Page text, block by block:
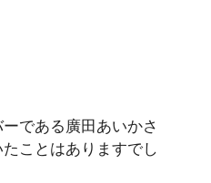
である廣田あいかさ
ことはありますでし